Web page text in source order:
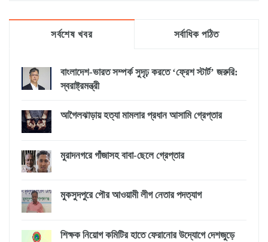
সর্বশেষ খবর সর্বাধিক পঠিত
বাংলাদেশ-ভারত সম্পর্ক সুদৃঢ় করতে ‘ফ্রেশ স্টার্ট’ জরুরি:
স্বরাষ্ট্রমন্ত্রী
আগৈলঝাড়ায় হত্যা মামলার প্রধান আসামি গ্রেপ্তার
মুরাদনগরে গাঁজাসহ বাবা-ছেলে গ্রেপ্তার
মুকসুদপুরে পৌর আওয়ামী লীগ নেতার পদত্যাগ
শিক্ষক নিয়োগ কমিটির হাতে ফেরানোর উদ্যোগে দেশজুড়ে